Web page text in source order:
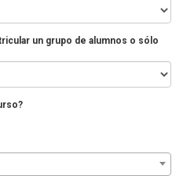
un grupo de alumnos o sólo